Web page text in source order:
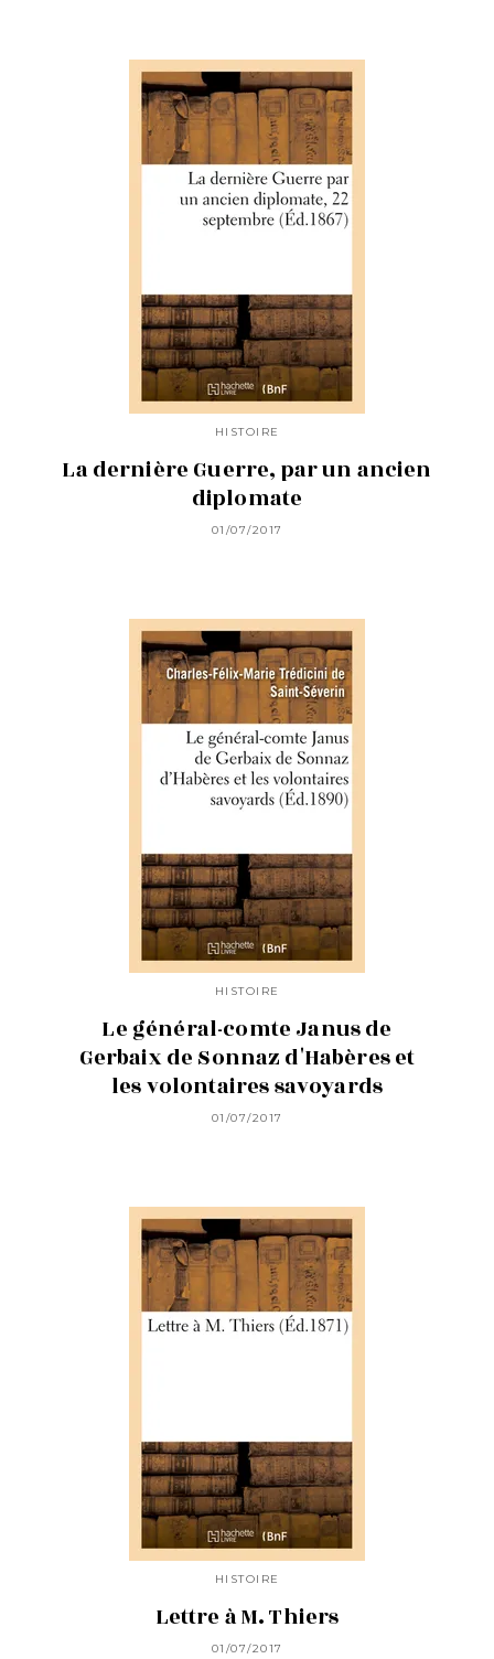
HISTOIRE
La dernière Guerre, par un ancien
diplomate
01/07/2017
HISTOIRE
Le général-comte Janus de
Gerbaix de Sonnaz d'Habères et
les volontaires savoyards
01/07/2017
HISTOIRE
Lettre à M. Thiers
01/07/2017